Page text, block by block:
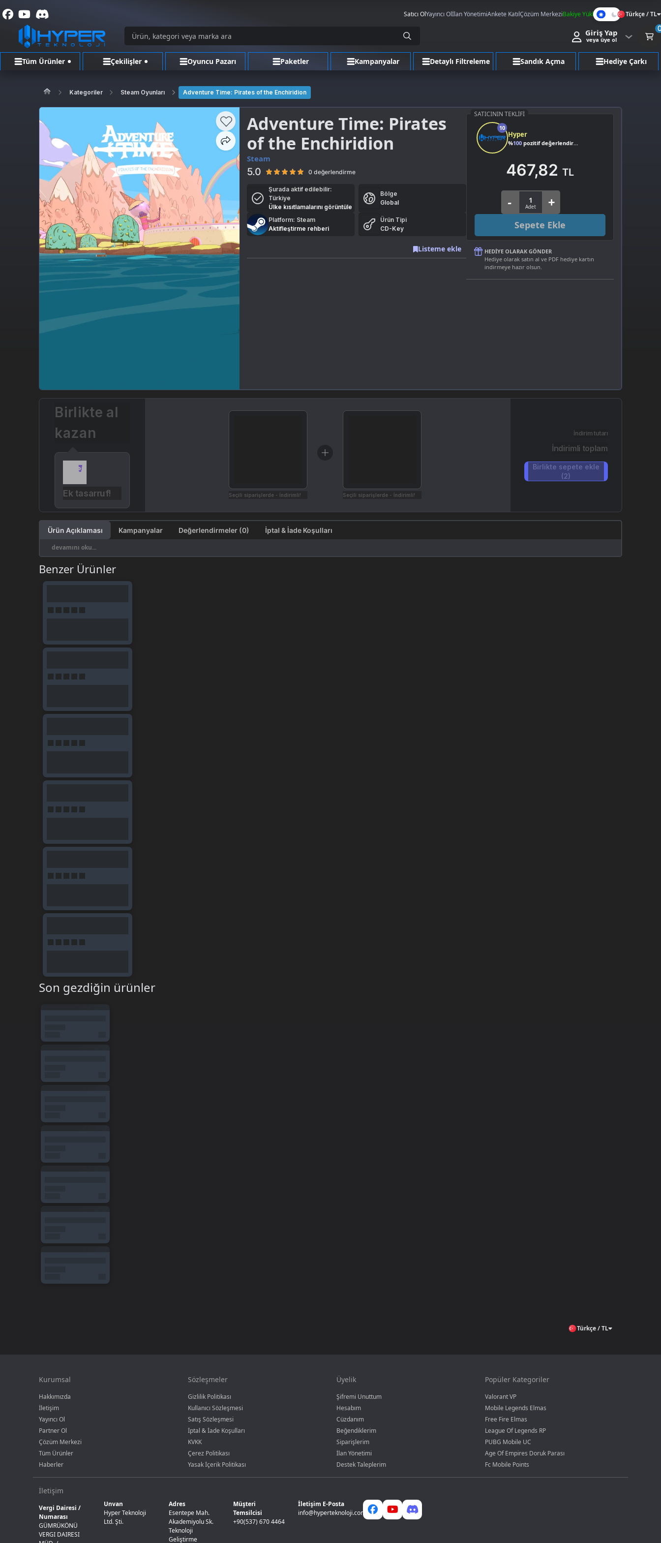
Satıcı OlYayıncı Olİlan YönetimiAnkete KatılÇözüm MerkeziBakiye Yükle
Karanlık
Mod
Türkçe / TL
Giriş Yap
veya üye ol
Tüm Ürünler Çekilişler Oyuncu Pazarı Paketler Kampanyalar Detaylı Filtreleme Sandık Açma Hediye Çarkı
Kategoriler Steam Oyunları Adventure Time: Pirates of the Enchiridion
Adventure Time: Pirates
of the Enchiridion
Steam
5.0 0 değerlendirme
Şurada aktif edilebilir:
Türkiye
Ülke kısıtlamalarını görüntüle
Bölge
Global
Platform: Steam
Aktifleştirme rehberi
Ürün Tipi
CD-Key
Listeme ekle
SATICININ TEKLIFI
10
Hyper
%100pozitif değerlendirme
467,82 TL
Sepete Ekle
HEDIYE OLARAK GÖNDER
Hediye olarak satın al ve PDF hediye kartın
indirmeye hazır olsun.
Birlikte al
kazan
Ek tasarruf! Seçili siparişlerde - İndirimli! Seçili siparişlerde - İndirimli!
İndirim tutarı
İndirimli toplam
Birlikte sepete ekle
(2)
Ürün Açıklaması Kampanyalar Değerlendirmeler (0) İptal & İade Koşulları
devamını oku...
Benzer Ürünler
Son gezdiğin ürünler
Türkçe / TL
Kurumsal
Hakkımızda
İletişim
Yayıncı Ol
Partner Ol
Çözüm Merkezi
Tüm Ürünler
Haberler
Sözleşmeler
Gizlilik Politikası
Kullanıcı Sözleşmesi
Satış Sözleşmesi
İptal & İade Koşulları
KVKK
Çerez Politikası
Yasak İçerik Politikası
Üyelik
Şifremi Unuttum
Hesabım
Cüzdanım
Beğendiklerim
Siparişlerim
İlan Yönetimi
Destek Taleplerim
Popüler Kategoriler
Valorant VP
Mobile Legends Elmas
Free Fire Elmas
League Of Legends RP
PUBG Mobile UC
Age Of Empires Doruk Parası
Fc Mobile Points
İletişim
Vergi Dairesi /
Numarası
GÜMRÜKÖNÜ
VERGI DAIRESI
Unvan
Hyper Teknoloji
Ltd. Şti.
Adres
Esentepe Mah.
Akademiyolu Sk.
Teknoloji
Geliştirme
Müşteri
Temsilcisi
+90(537) 670 4464
İletişim E-Posta
info@hyperteknoloji.com